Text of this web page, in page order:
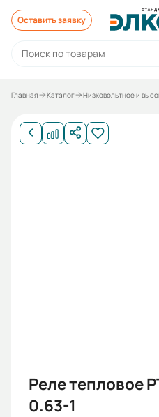
Оставить заявку
Главная Каталог Низковольтное и
Реле тепловое
0.63-1